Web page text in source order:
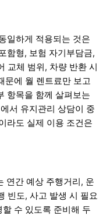
일하게 적용되는 것은
함형, 보험 자기부담금,
교체 범위, 차량 반환 시
문에 월 렌트료만 보고
항목을 함께 살펴보는
서 유지관리 상담이 중
라도 실제 이용 조건은
연간 예상 주행거리, 운
빈도, 사고 발생 시 필요
수 있도록 준비해 두